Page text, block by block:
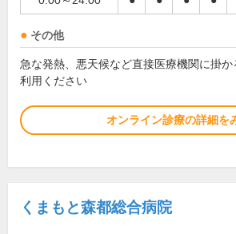
その他
急な発熱、悪天候など直接医療機関に掛
利用ください
オンライン診療の詳細を
くまもと森都総合病院